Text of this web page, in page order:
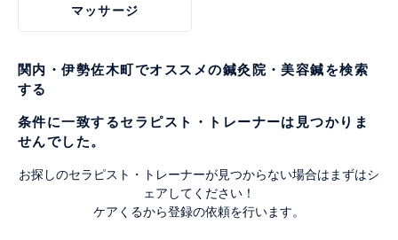
マッサージ
関内・伊勢佐木町でオススメの鍼灸院・美容鍼を検索
する
条件に一致するセラピスト・トレーナーは見つかりま
せんでした。
お探しのセラピスト・トレーナーが見つからない場合はまずはシ
ェアしてください！
ケアくるから登録の依頼を行います。